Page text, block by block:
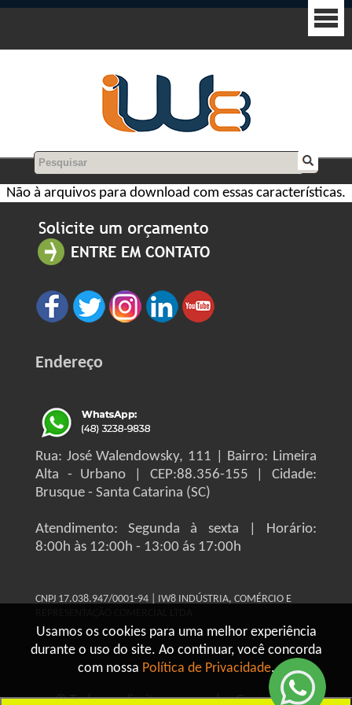
Usamos os cookies para uma melhor experiência
durante o uso do site. Ao continuar, você concorda
com nossa Política de Privacidade.
Não à arquivos para download com essas características.
Endereço
Rua: José Walendowsky, 111 | Bairro: Limeira
Alta - Urbano | CEP:88.356-155 | Cidade:
Brusque - Santa Catarina (SC)
Atendimento: Segunda à sexta | Horário:
8:00h às 12:00h - 13:00 ás 17:00h
CNPJ 17.038.947/0001-94 | IW8 INDÚSTRIA, COMÉRCIO E
© Todos os direitos reservados Grupo IW8